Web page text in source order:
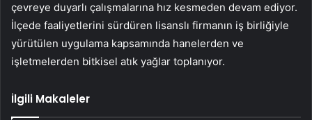
çevreye duyarlı çalışmalarına hız kesmeden devam ediyor.
İlçede faaliyetlerini sürdüren lisanslı firmanın iş birliğiyle
yürütülen uygulama kapsamında hanelerden ve
işletmelerden bitkisel atık yağlar toplanıyor.
İlgili Makaleler